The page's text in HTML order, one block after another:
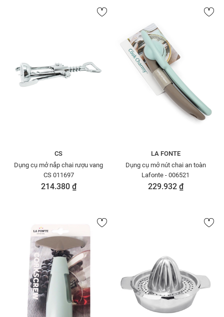
CS
Dụng cụ mở nắp chai rượu vang
CS 011697
214.380 ₫
LA FONTE
Dụng cụ mở nút chai an toàn
Lafonte - 006521
229.932 ₫